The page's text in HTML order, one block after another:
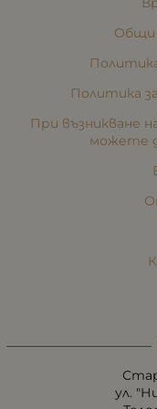
Общи
Политика
При възникване
можете
ул.